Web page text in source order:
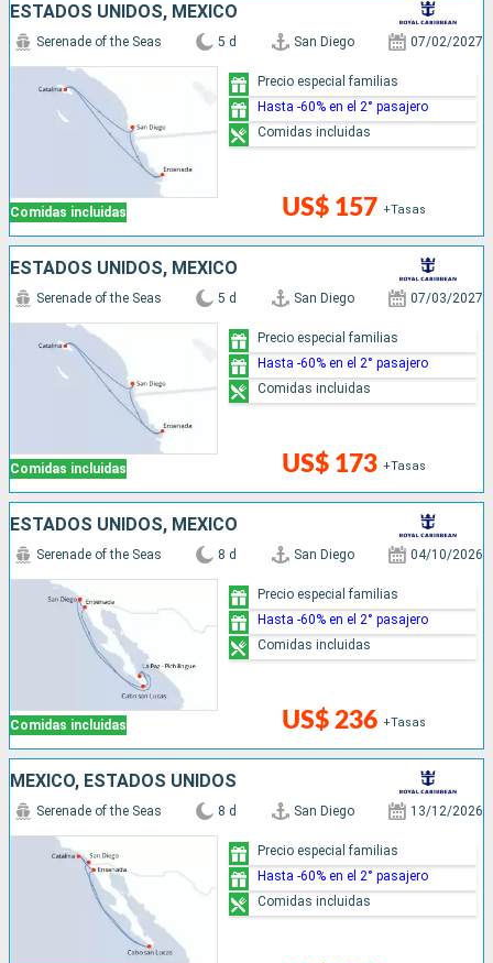
ESTADOS UNIDOS, MÉXICO
Comidas incluidas
Serenade of the Seas 5 d San Diego 07/02/2027
US$ 157 +Tasas
Precio especial familias
Hasta -60% en el 2° pasajero
Comidas incluidas
ESTADOS UNIDOS, MÉXICO
Comidas incluidas
Serenade of the Seas 5 d San Diego 07/03/2027
US$ 173 +Tasas
Precio especial familias
Hasta -60% en el 2° pasajero
Comidas incluidas
ESTADOS UNIDOS, MÉXICO
Comidas incluidas
Serenade of the Seas 8 d San Diego 04/10/2026
US$ 236 +Tasas
Precio especial familias
Hasta -60% en el 2° pasajero
Comidas incluidas
MÉXICO, ESTADOS UNIDOS
Serenade of the Seas 8 d San Diego 13/12/2026
Precio especial familias
Hasta -60% en el 2° pasajero
Comidas incluidas